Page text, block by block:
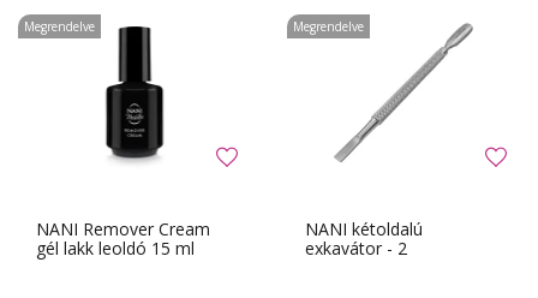
NANI Remover Cream
gél lakk leoldó 15 ml
Megrendelve
NANI kétoldalú
exkavátor - 2
Megrendelve